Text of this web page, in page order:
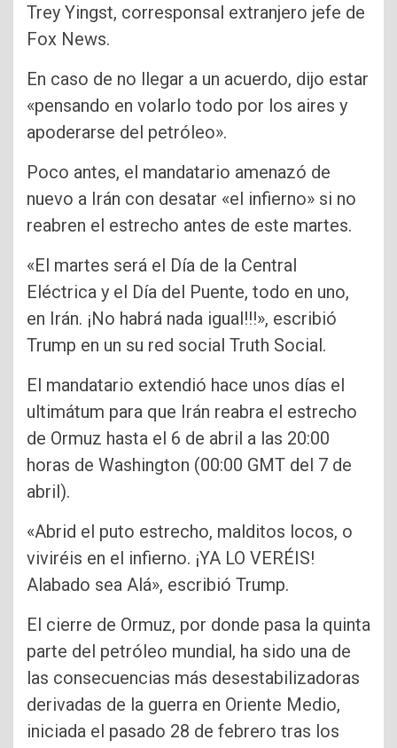
Trey Yingst, corresponsal extranjero jefe de
Fox News.
En caso de no llegar a un acuerdo, dijo estar
«pensando en volarlo todo por los aires y
apoderarse del petróleo».
Poco antes, el mandatario amenazó de
nuevo a Irán con desatar «el infierno» si no
reabren el estrecho antes de este martes.
«El martes será el Día de la Central
Eléctrica y el Día del Puente, todo en uno,
en Irán. ¡No habrá nada igual!!!», escribió
Trump en un su red social Truth Social.
El mandatario extendió hace unos días el
ultimátum para que Irán reabra el estrecho
de Ormuz hasta el 6 de abril a las 20:00
horas de Washington (00:00 GMT del 7 de
abril).
«Abrid el puto estrecho, malditos locos, o
viviréis en el infierno. ¡YA LO VERÉIS!
Alabado sea Alá», escribió Trump.
El cierre de Ormuz, por donde pasa la quinta
parte del petróleo mundial, ha sido una de
las consecuencias más desestabilizadoras
derivadas de la guerra en Oriente Medio,
iniciada el pasado 28 de febrero tras los